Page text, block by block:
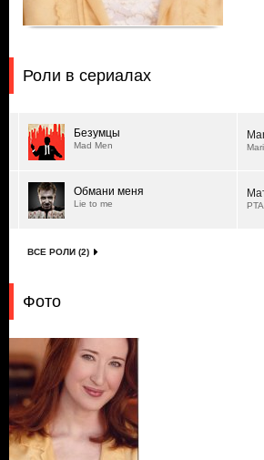
Роли в сериалах
Безумцы
Mad Men
Обмани меня
Lie to me
ВСЕ РОЛИ (2)
Фото